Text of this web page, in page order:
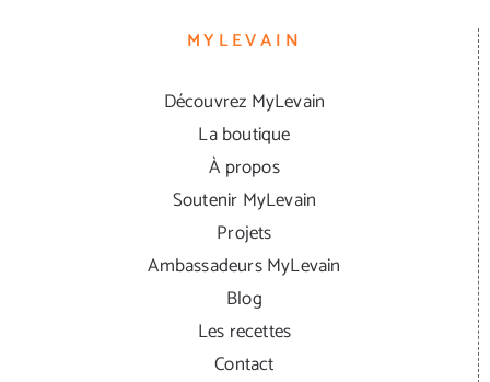
MYLEVAIN
Découvrez MyLevain
La boutique
À propos
Soutenir MyLevain
Projets
Ambassadeurs MyLevain
Blog
Les recettes
Contact